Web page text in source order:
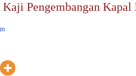
Pengembangan Kapal